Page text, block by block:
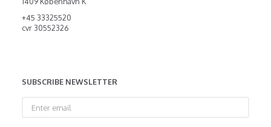
+45 33325520
cvr 30552326
SUBSCRIBE NEWSLETTER
email